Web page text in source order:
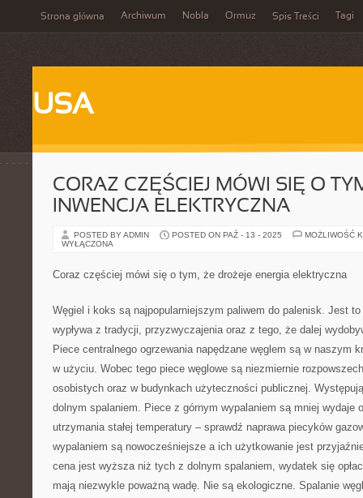
Strona główna Archiwum Nobla Ormuz Spis Treści Tagi
USA
CORAZ CZĘŚCIEJ MÓWI SIĘ O
INWENCJA ELEKTRYCZNA
POSTED BY ADMIN POSTED ON PAŹ - 13 - 2025
MOŻLIWOŚĆ
WYŁĄCZONA
Coraz częściej mówi się o tym, że drożeje energia elektryczna
Węgiel i koks są najpopularniejszym paliwem do palenisk. Jest
wypływa z tradycji, przyzwyczajenia oraz z tego, że dalej
Piece centralnego ogrzewania napędzane węglem są w naszym
w użyciu. Wobec tego piece węglowe są niezmiernie
osobistych oraz w budynkach użyteczności publicznej.
dolnym spalaniem. Piece z górnym wypalaniem są mniej wydaje
utrzymania stałej temperatury – sprawdź naprawa piecyków
wypalaniem są nowocześniejsze a ich użytkowanie jest
cena jest wyższa niż tych z dolnym spalaniem, wydatek się
mają niezwykle poważną wadę. Nie są ekologiczne. Spalanie